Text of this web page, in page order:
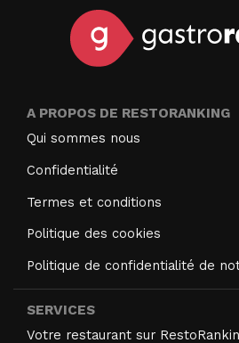
A PROPOS DE RESTORANKING
Qui sommes nous
Confidentialité
Termes et conditions
Politique des cookies
Politique de confidentialité de
SERVICES
Votre restaurant sur